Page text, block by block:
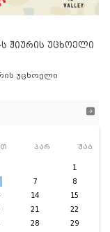
ს ჟიურის უცხოელი
უცხოელი
პარ შაბ
1
7
8
14
15
21
22
28
29